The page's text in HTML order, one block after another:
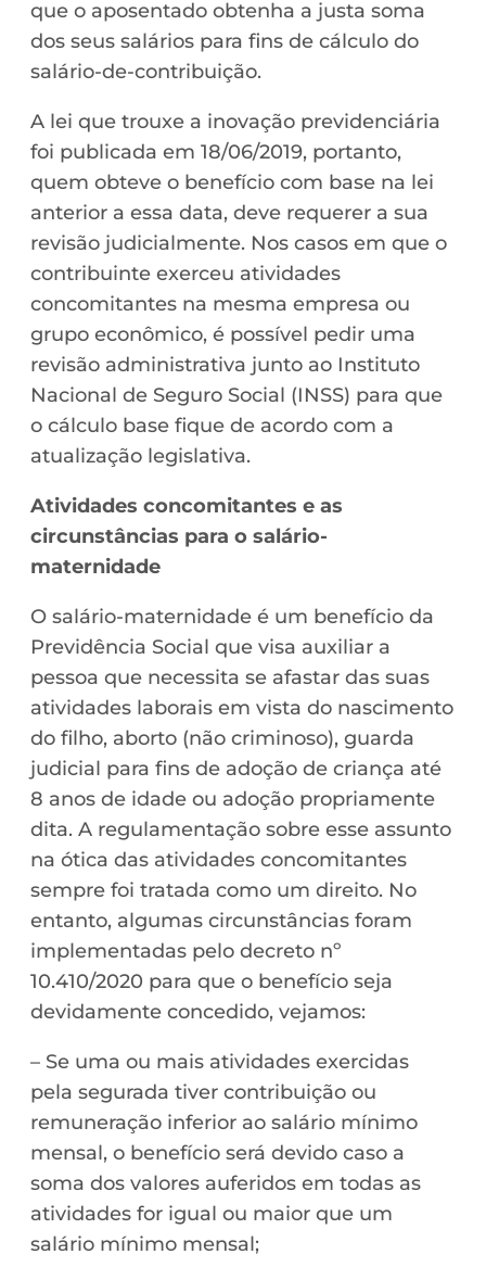
que o aposentado obtenha a justa soma
dos seus salários para fins de cálculo do
salário-de-contribuição.
A lei que trouxe a inovação previdenciária
foi publicada em 18/06/2019, portanto,
quem obteve o benefício com base na lei
anterior a essa data, deve requerer a sua
revisão judicialmente. Nos casos em que o
contribuinte exerceu atividades
concomitantes na mesma empresa ou
grupo econômico, é possível pedir uma
revisão administrativa junto ao Instituto
Nacional de Seguro Social (INSS) para que
o cálculo base fique de acordo com a
atualização legislativa.
Atividades concomitantes e as
circunstâncias para o salário-
maternidade
O salário-maternidade é um benefício da
Previdência Social que visa auxiliar a
pessoa que necessita se afastar das suas
atividades laborais em vista do nascimento
do filho, aborto (não criminoso), guarda
judicial para fins de adoção de criança até
8 anos de idade ou adoção propriamente
dita. A regulamentação sobre esse assunto
na ótica das atividades concomitantes
sempre foi tratada como um direito. No
entanto, algumas circunstâncias foram
implementadas pelo decreto nº
10.410/2020 para que o benefício seja
devidamente concedido, vejamos:
– Se uma ou mais atividades exercidas
pela segurada tiver contribuição ou
remuneração inferior ao salário mínimo
mensal, o benefício será devido caso a
soma dos valores auferidos em todas as
atividades for igual ou maior que um
salário mínimo mensal;